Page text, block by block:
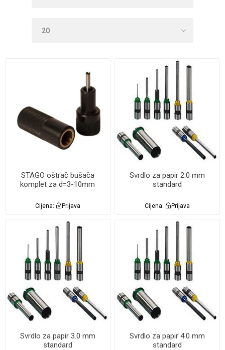
STAGO oštrač bušača
komplet za d=3-10mm
Cijena: Prijava
Svrdlo za papir 2.0 mm
standard
Cijena: Prijava
Svrdlo za papir 3.0 mm
standard
Svrdlo za papir 4.0 mm
standard